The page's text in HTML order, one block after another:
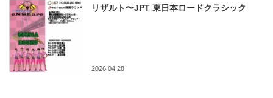
リザルト〜JPT 東日本ロードクラシック
2026.04.28